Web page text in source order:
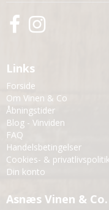
Links
Forside
Om Vinen & Co
Åbningstider
Blog - Vinviden
FAQ
Handelsbetingelser
Cookies- &
Din konto
Asnæs Vinen & Co.